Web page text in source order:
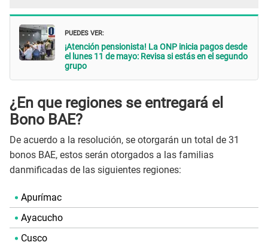
PUEDES VER:
¡Atención pensionista! La ONP inicia pagos desde
el lunes 11 de mayo: Revisa si estás en el segundo
grupo
¿En que regiones se entregará el
Bono BAE?
De acuerdo a la resolución, se otorgarán un total de 31
bonos BAE, estos serán otorgados a las familias
danmificadas de las siguientes regiones:
Apurímac
Ayacucho
Cusco